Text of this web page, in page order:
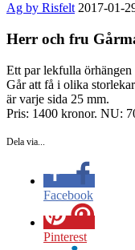
Ag by Risfelt 2017-01-
Herr och fru
Ett par lekfulla
Går att få i olika
är varje sida 25 mm.
Pris: 1400 kronor. NU:
Dela via...
Facebook
Pinterest